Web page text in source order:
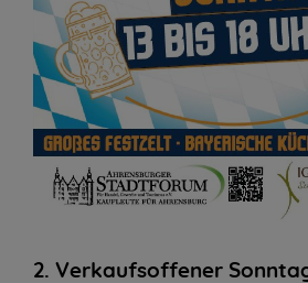
2. Verkaufsoffener